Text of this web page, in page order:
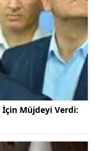
İçin Müjdeyi Verdi: